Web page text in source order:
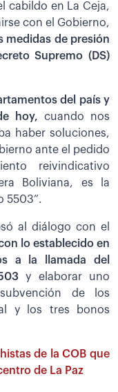
cabildo en La Ceja,
con el Gobierno,
medidas de presión
Supremo (DS)
del país y
hoy, cuando nos
haber soluciones,
ante el pedido
reivindicativo
Boliviana, es la
5503”.
al diálogo con el
lo establecido en
a la llamada del
y elaborar uno
de los
y los tres bonos
de la COB que
de La Paz